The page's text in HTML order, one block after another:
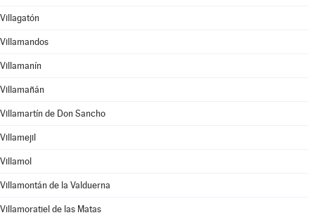
Villagatón
Villamandos
Villamanín
Villamañán
Villamartín de Don Sancho
Villamejil
Villamol
Villamontán de la Valduerna
Villamoratiel de las Matas